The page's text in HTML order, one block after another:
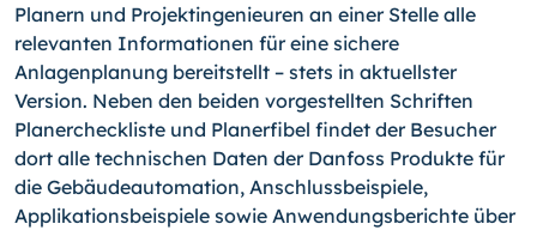
Planern und Projektingenieuren an einer Stelle alle
relevanten Informationen für eine sichere
Anlagenplanung bereitstellt – stets in aktuellster
Version. Neben den beiden vorgestellten Schriften
Planercheckliste und Planerfibel findet der Besucher
dort alle technischen Daten der Danfoss Produkte für
die Gebäudeautomation, Anschlussbeispiele,
Applikationsbeispiele sowie Anwendungsberichte über